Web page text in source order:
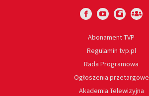
Abonament TVP
Regulamin tvp.pl
Rada Programowa
Ogłoszenia przetargowe
Akademia Telewizyjna